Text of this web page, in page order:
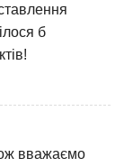
б
вважаємо